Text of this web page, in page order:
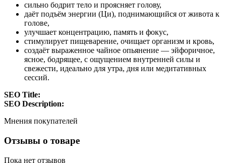
сильно бодрит тело и проясняет голову,
даёт подъём энергии (Ци), поднимающийся от живота к
голове,
улучшает концентрацию, память и фокус,
стимулирует пищеварение, очищает организм и кровь,
создаёт выраженное чайное опьянение — эйфоричное,
ясное, бодрящее, с ощущением внутренней силы и
свежести, идеально для утра, дня или медитативных
сессий.
SEO Title:
SEO Description:
Мнения покупателей
Отзывы о товаре
Пока нет отзывов